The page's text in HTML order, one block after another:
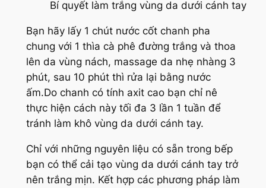
Bí quyết làm trắng vùng da dưới cánh tay
Bạn hãy lấy 1 chút nước cốt chanh pha
chung với 1 thìa cà phê đường trắng và thoa
lên da vùng nách, massage da nhẹ nhàng 3
phút, sau 10 phút thì rửa lại bằng nước
ấm.Do chanh có tính axit cao bạn chỉ nê
thực hiện cách này tối đa 3 lần 1 tuần để
tránh làm khô vùng da dưới cánh tay.
Chỉ với những nguyên liệu có sẵn trong bếp
bạn có thể cải tạo vùng da dưới cánh tay trở
nên trắng mịn. Kết hợp các phương pháp làm